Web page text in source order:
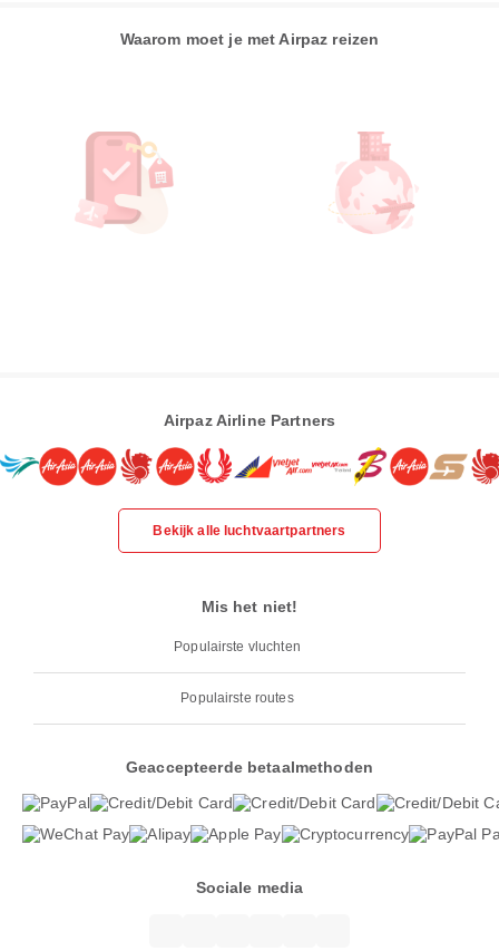
Waarom moet je met Airpaz reizen
Airpaz Airline Partners
Bekijk alle luchtvaartpartners
Mis het niet!
Populairste vluchten
Populairste routes
Geaccepteerde betaalmethoden
Sociale media